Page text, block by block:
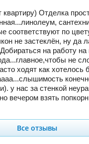
квартиру) Отделка
соответствуют по
не застеклён, ну да
на работу
не
ходят как
у нас за стенкой
вечером взять
Все отзывы